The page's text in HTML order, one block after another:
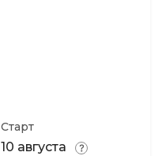
Старт
10 августа